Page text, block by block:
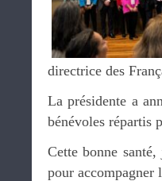
directrice des
La présidente a
bénévoles répartis
Cette bonne
pour accompagner